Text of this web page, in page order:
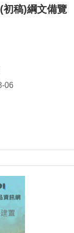
初稿)綱文備覽
06